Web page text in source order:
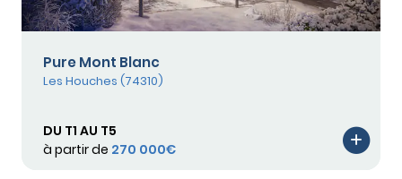
Pure Mont Blanc
Les Houches (74310)
DU T1 AU T5
à partir de 270 000€